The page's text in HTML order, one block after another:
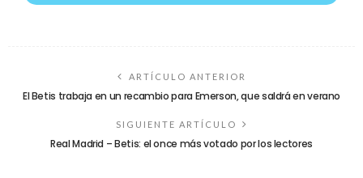
ARTÍCULO ANTERIOR
El Betis trabaja en un recambio para Emerson, que saldrá en verano
SIGUIENTE ARTÍCULO
Real Madrid – Betis: el once más votado por los lectores